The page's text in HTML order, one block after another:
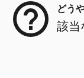
どう
該当